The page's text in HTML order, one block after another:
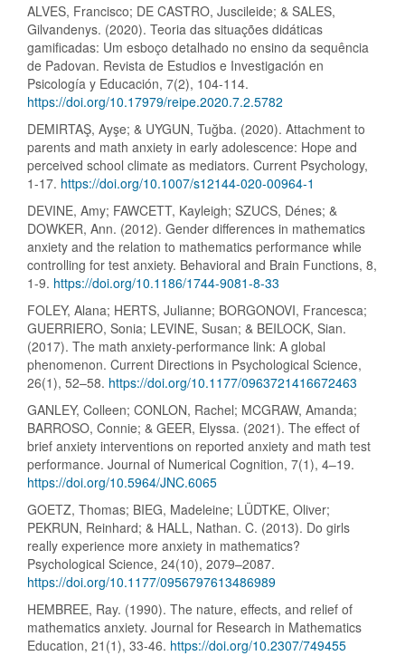
ALVES, Francisco; DE CASTRO, Juscileide; & SALES,
Gilvandenys. (2020). Teoria das situações didáticas
gamificadas: Um esboço detalhado no ensino da sequência
de Padovan. Revista de Estudios e Investigación en
Psicología y Educación, 7(2), 104-114.
https://doi.org/10.17979/reipe.2020.7.2.5782
DEMIRTAŞ, Ayşe; & UYGUN, Tuğba. (2020). Attachment to
parents and math anxiety in early adolescence: Hope and
perceived school climate as mediators. Current Psychology,
1-17. https://doi.org/10.1007/s12144-020-00964-1
DEVINE, Amy; FAWCETT, Kayleigh; SZUCS, Dénes; &
DOWKER, Ann. (2012). Gender differences in mathematics
anxiety and the relation to mathematics performance while
controlling for test anxiety. Behavioral and Brain Functions, 8,
1-9. https://doi.org/10.1186/1744-9081-8-33
FOLEY, Alana; HERTS, Julianne; BORGONOVI, Francesca;
GUERRIERO, Sonia; LEVINE, Susan; & BEILOCK, Sian.
(2017). The math anxiety-performance link: A global
phenomenon. Current Directions in Psychological Science,
26(1), 52–58. https://doi.org/10.1177/0963721416672463
GANLEY, Colleen; CONLON, Rachel; MCGRAW, Amanda;
BARROSO, Connie; & GEER, Elyssa. (2021). The effect of
brief anxiety interventions on reported anxiety and math test
performance. Journal of Numerical Cognition, 7(1), 4–19.
https://doi.org/10.5964/JNC.6065
GOETZ, Thomas; BIEG, Madeleine; LÜDTKE, Oliver;
PEKRUN, Reinhard; & HALL, Nathan. C. (2013). Do girls
really experience more anxiety in mathematics?
Psychological Science, 24(10), 2079–2087.
https://doi.org/10.1177/0956797613486989
HEMBREE, Ray. (1990). The nature, effects, and relief of
mathematics anxiety. Journal for Research in Mathematics
Education, 21(1), 33-46. https://doi.org/10.2307/749455